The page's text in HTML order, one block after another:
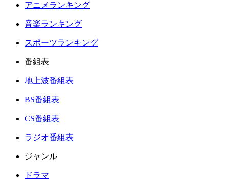
アニメランキング
音楽ランキング
スポーツランキング
番組表
地上波番組表
BS番組表
CS番組表
ラジオ番組表
ジャンル
ドラマ